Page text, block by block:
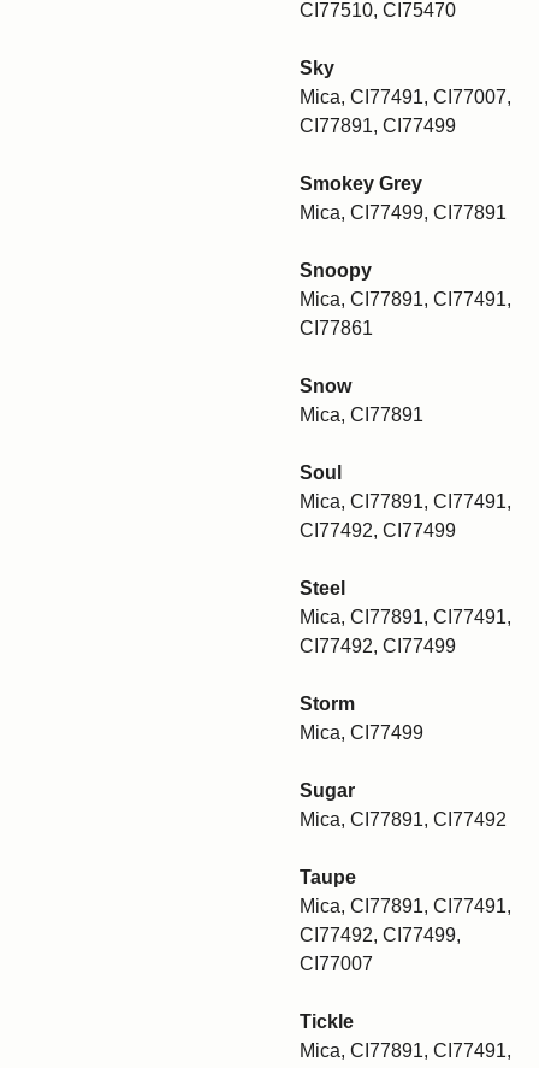
CI77510, CI75470
Sky
Mica, CI77491, CI77007,
CI77891, CI77499
Smokey Grey
Mica, CI77499, CI77891
Snoopy
Mica, CI77891, CI77491,
CI77861
Snow
Mica, CI77891
Soul
Mica, CI77891, CI77491,
CI77492, CI77499
Steel
Mica, CI77891, CI77491,
CI77492, CI77499
Storm
Mica, CI77499
Sugar
Mica, CI77891, CI77492
Taupe
Mica, CI77891, CI77491,
CI77492, CI77499,
CI77007
Tickle
Mica, CI77891, CI77491,